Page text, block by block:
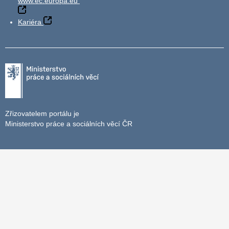
Kariéra
Zřizovatelem portálu je
Ministerstvo práce a sociálních věcí ČR